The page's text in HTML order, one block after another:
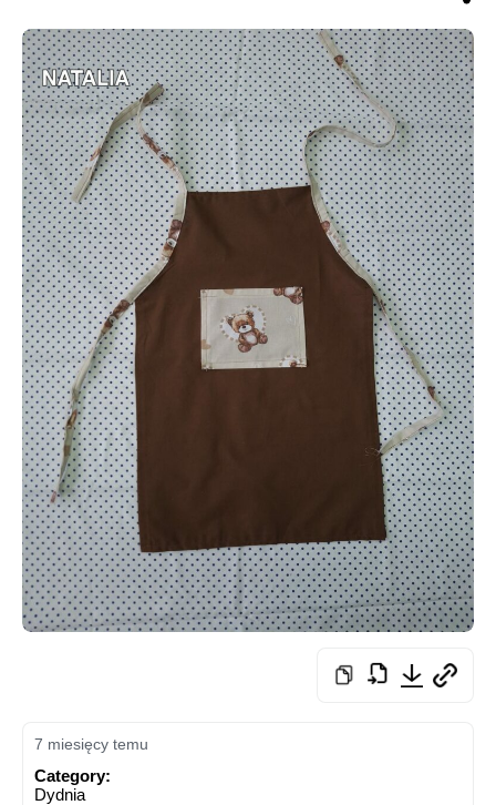
7 miesięcy temu
Category:
Dydnia